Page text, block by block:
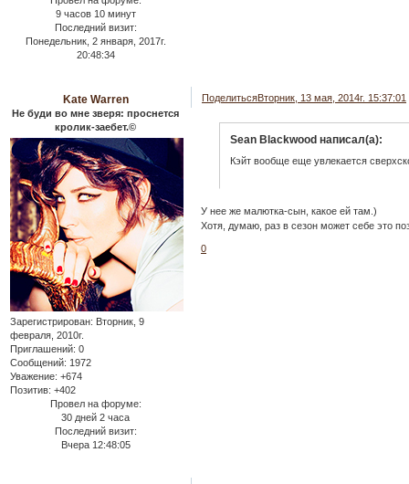
9 часов 10 минут
Последний визит:
Понедельник, 2 января, 2017г.
20:48:34
ПоделитьсяВторник, 13 мая, 2014г. 15:37:01
Kate Warren
Не буди во мне зверя: проснется
кролик-заебет.©
Зарегистрирован: Вторник, 9
февраля, 2010г.
Приглашений: 0
Сообщений: 1972
Уважение: +674
Позитив: +402
Провел на форуме:
30 дней 2 часа
Последний визит:
Вчера 12:48:05
Sean Blackwood написал(а):
Кэйт вообще еще увлекается
У нее же малютка-сын, какое ей там.)
Хотя, думаю, раз в сезон может себе это
0